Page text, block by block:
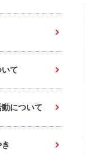
て
について